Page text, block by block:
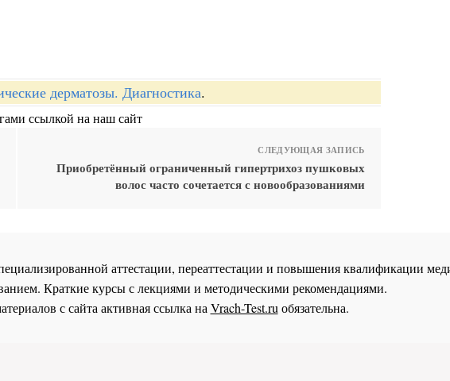
дерматозы. Диагностика.
ссылкой на наш сайт
СЛЕДУЮЩАЯ ЗАПИСЬ
Приобретённый ограниченный гипертрихоз пушковых
волос часто сочетается с новообразованиями
аттестации, переаттестации и повышения квалификации
Краткие курсы с лекциями и методическими рекомендациями.
с сайта активная ссылка на Vrach-Test.ru обязательна.